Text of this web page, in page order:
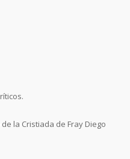
la Cristiada de Fray Diego